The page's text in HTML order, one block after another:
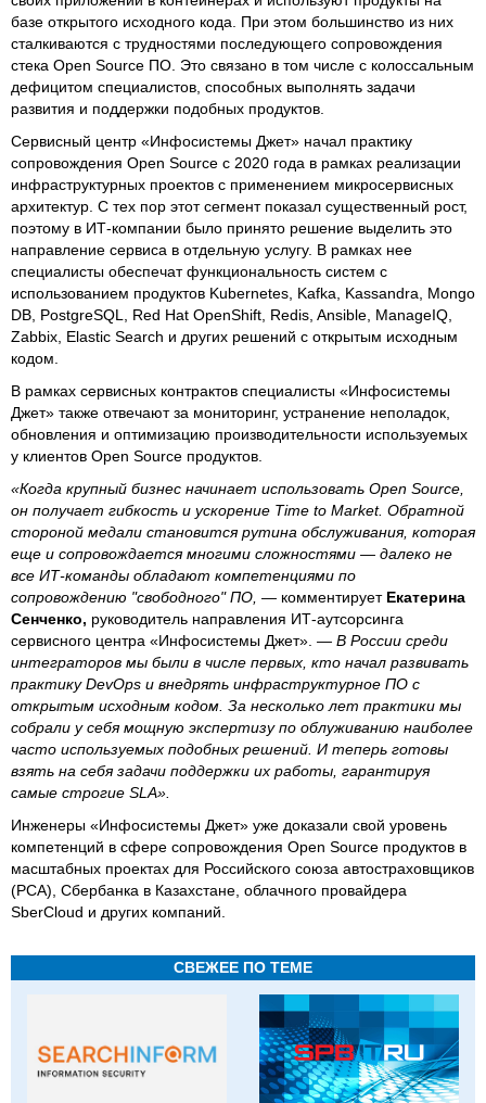
базе открытого исходного кода. При этом большинство из них
сталкиваются с трудностями последующего сопровождения
стека Open Source ПО. Это связано в том числе с колоссальным
дефицитом специалистов, способных выполнять задачи
развития и поддержки подобных продуктов.
Сервисный центр «Инфосистемы Джет» начал практику
сопровождения Open Source с 2020 года в рамках реализации
инфраструктурных проектов с применением микросервисных
архитектур. С тех пор этот сегмент показал существенный рост,
поэтому в ИТ-компании было принято решение выделить это
направление сервиса в отдельную услугу. В рамках нее
специалисты обеспечат функциональность систем с
использованием продуктов Kubernetes, Kafka, Kassandra, Mongo
DB, PostgreSQL, Red Hat OpenShift, Redis, Ansible, ManageIQ,
Zabbix, Elastic Search и других решений с открытым исходным
кодом.
В рамках сервисных контрактов специалисты «Инфосистемы
Джет» также отвечают за мониторинг, устранение неполадок,
обновления и оптимизацию производительности используемых
у клиентов Open Source продуктов.
«Когда крупный бизнес начинает использовать Open Source,
он получает гибкость и ускорение Time to Market. Обратной
стороной медали становится рутина обслуживания, которая
еще и сопровождается многими сложностями — далеко не
все ИТ-команды обладают компетенциями по
сопровождению "свободного" ПО, — комментирует Екатерина
Сенченко, руководитель направления ИТ-аутсорсинга
сервисного центра «Инфосистемы Джет». — В России среди
интеграторов мы были в числе первых, кто начал развивать
практику DevOps и внедрять инфраструктурное ПО с
открытым исходным кодом. За несколько лет практики мы
собрали у себя мощную экспертизу по облуживанию наиболее
часто используемых подобных решений. И теперь готовы
взять на себя задачи поддержки их работы, гарантируя
самые строгие SLA».
Инженеры «Инфосистемы Джет» уже доказали свой уровень
компетенций в сфере сопровождения Open Source продуктов в
масштабных проектах для Российского союза автостраховщиков
(РСА), Сбербанка в Казахстане, облачного провайдера
SberCloud и других компаний.
СВЕЖЕЕ ПО ТЕМЕ